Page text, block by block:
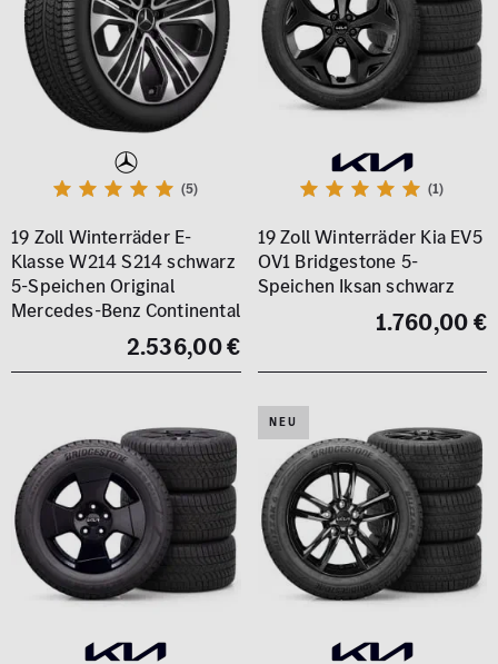
(5)
19 Zoll Winterräder E-
Klasse W214 S214 schwarz
5-Speichen Original
Mercedes-Benz Continental
2.536,00 €
(1)
19 Zoll Winterräder Kia EV5
OV1 Bridgestone 5-
Speichen Iksan schwarz
1.760,00 €
NEU